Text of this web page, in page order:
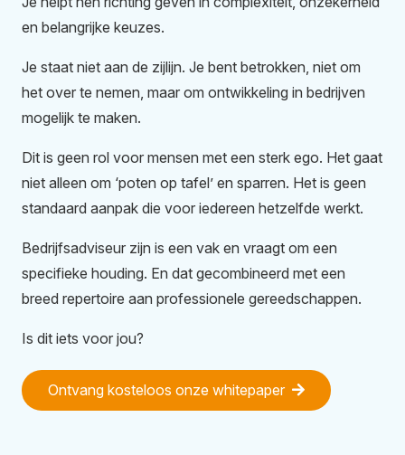
en belangrijke keuzes.
Je staat niet aan de zijlijn. Je bent betrokken, niet om
het over te nemen, maar om ontwikkeling in bedrijven
mogelijk te maken.
Dit is geen rol voor mensen met een sterk ego. Het gaat
niet alleen om ‘poten op tafel’ en sparren. Het is geen
standaard aanpak die voor iedereen hetzelfde werkt.
Bedrijfsadviseur zijn is een vak en vraagt om een
specifieke houding. En dat gecombineerd met een
breed repertoire aan professionele gereedschappen.
Is dit iets voor jou?
Ontvang kosteloos onze whitepaper